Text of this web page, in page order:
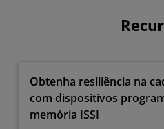
Obtenha resiliência na
com dispositivos
memória ISSI